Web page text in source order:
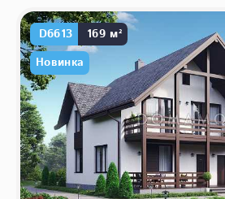
D6613
169 м²
Новинка